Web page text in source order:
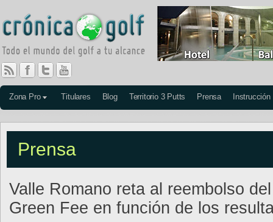
Zona Pro Titulares Blog Territorio 3 Putts Prensa Instrucción
Prensa
Valle Romano reta al reembolso del
Green Fee en función de los